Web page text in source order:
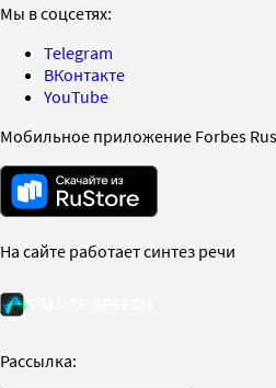
Мы в соцсетях:
Telegram
ВКонтакте
YouTube
Мобильное приложение Forbes
На сайте работает синтез речи
Рассылка: